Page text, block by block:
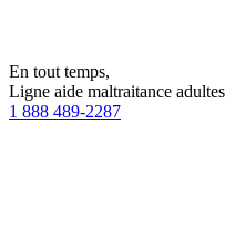
En tout temps,
Ligne aide maltraitance
1 888 489-2287